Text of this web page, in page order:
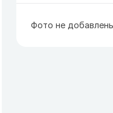
Фото не